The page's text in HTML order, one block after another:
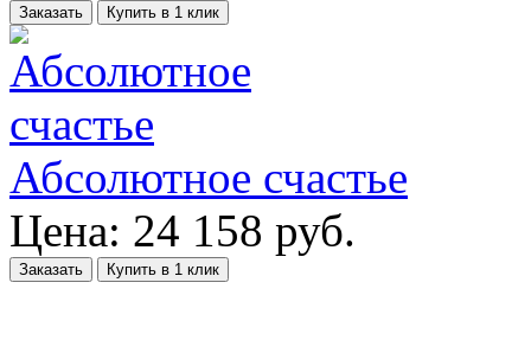
Заказать Купить в 1 клик
Абсолютное счастье
Цена: 24 158 руб.
Заказать Купить в 1 клик